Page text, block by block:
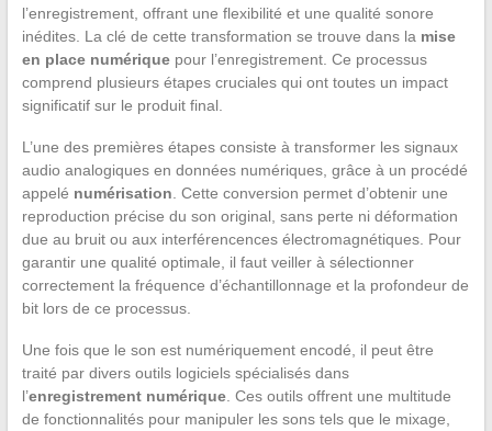
l’enregistrement, offrant une flexibilité et une qualité sonore
inédites. La clé de cette transformation se trouve dans la mise
en place numériquepour l’enregistrement. Ce processus
comprend plusieurs étapes cruciales qui ont toutes un impact
significatif sur le produit final.
L’une des premières étapes consiste à transformer les signaux
audio analogiques en données numériques, grâce à un procédé
appelé numérisation . Cette conversion permet d’obtenir une
reproduction précise du son original, sans perte ni déformation
due au bruit ou aux interférencences électromagnétiques. Pour
garantir une qualité optimale, il faut veiller à sélectionner
correctement la fréquence d’échantillonnage et la profondeur de
bit lors de ce processus.
Une fois que le son est numériquement encodé, il peut être
traité par divers outils logiciels spécialisés dans
l’enregistrement numérique. Ces outils offrent une multitude
de fonctionnalités pour manipuler les sons tels que le mixage,